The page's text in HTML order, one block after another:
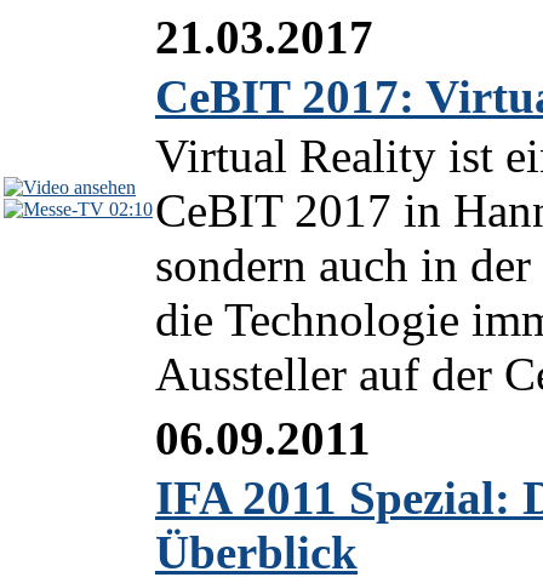
02:10
21.03.2017
CeBIT 2017:
Virtual Reality ist
CeBIT 2017 in
sondern auch in
die Technologie
Aussteller auf der
06.09.2011
IFA 2011 Spezial:
Überblick